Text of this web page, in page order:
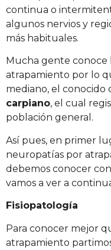
continua o
algunos nervios y
más habituales.
Mucha gente
atrapamiento por lo
mediano, el conocido
carpiano, el cual
población general.
Así pues, en primer
neuropatías por
debemos conocer
vamos a ver a
Fisiopatología
Para conocer mejor
atrapamiento